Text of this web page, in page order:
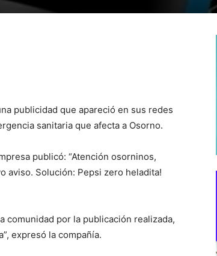
publicidad que apareció en sus redes
sanitaria que afecta a Osorno.
publicó: “Atención osorninos,
aviso. Solución: Pepsi zero heladita!
comunidad por la publicación realizada,
expresó la compañía.